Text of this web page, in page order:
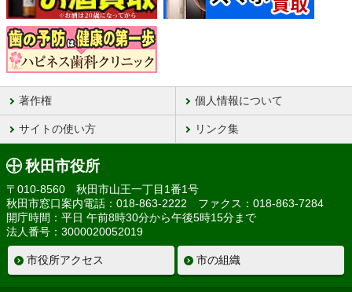
著作権 個人情報について
サイトの使い方 リンク集
秋田市役所
〒010-8560 秋田市山王一丁目1番1号
秋田市窓口案内電話：018-863-2222 ファクス：018-863-7284
開庁時間：平日 午前8時30分から午後5時15分まで
法人番号：3000020052019
市役所アクセス 市の組織